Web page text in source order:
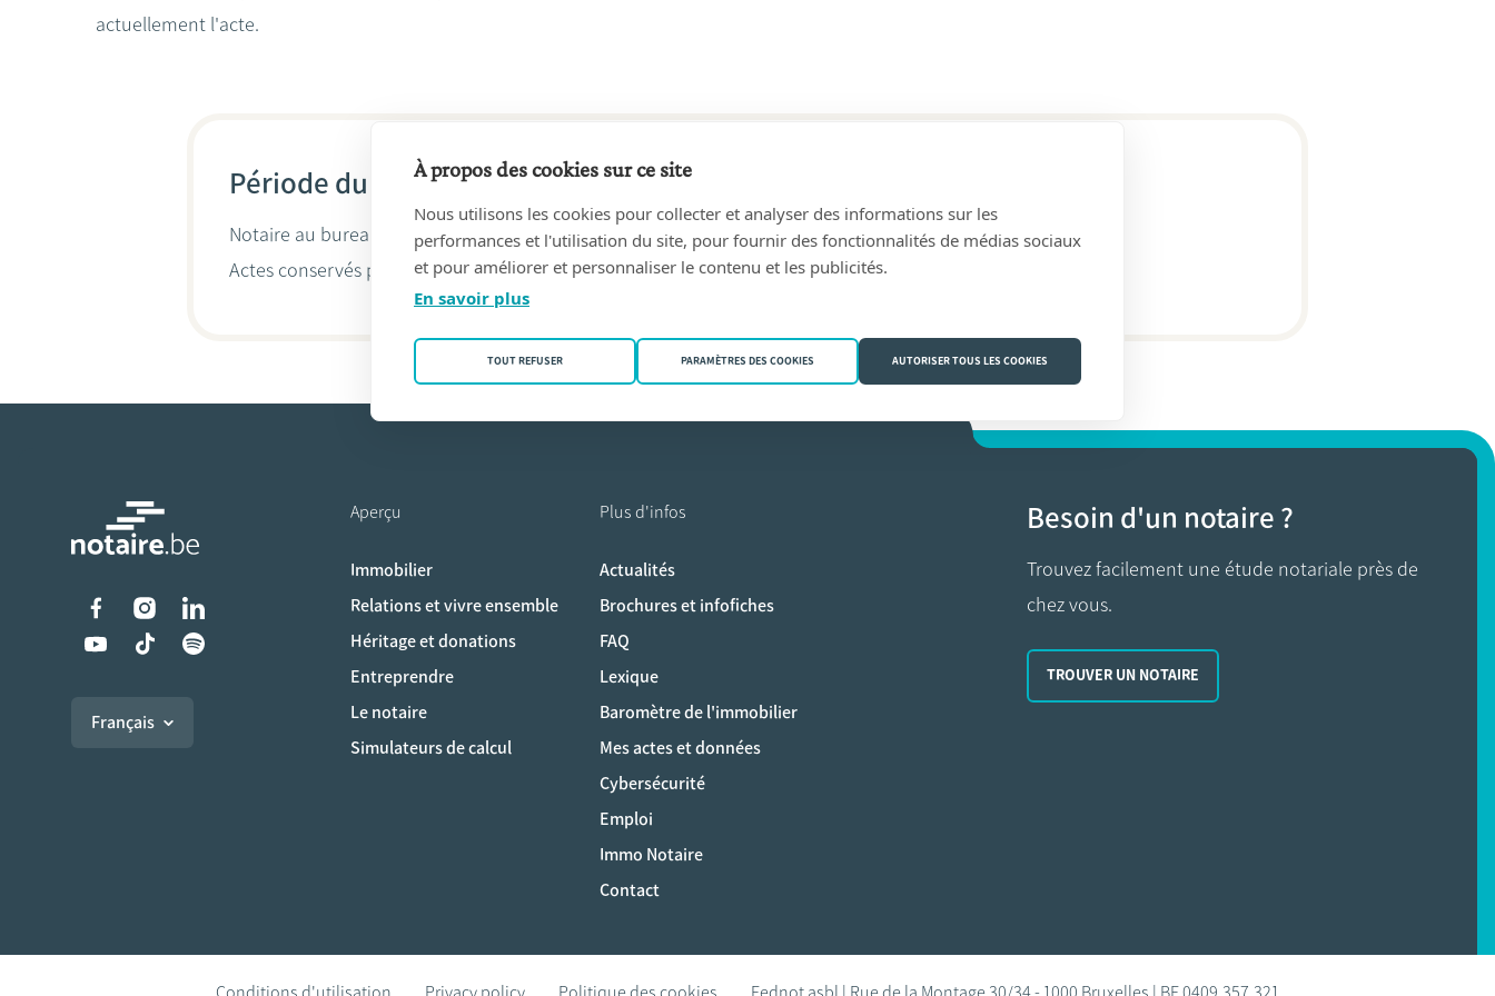
actuellement l'acte.
Période du 12/06/1990 au 31/12/2017
Notaire au bureau Meert & D'hoore geassocieerde notarissen(9100 Sint-Niklaas)
Actes conservés par
Ann (Ann-Michèle) D'hoore
Liens vers les réseaux sociaux
Français
Aperçu
Immobilier
Relations et vivre ensemble
Héritage et donations
Entreprendre
Le notaire
Simulateurs de calcul
Plus d'infos
Actualités
Brochures et infofiches
FAQ
Lexique
Baromètre de l'immobilier
Mes actes et données
Cybersécurité
Emploi
Immo Notaire
Contact
Besoin d'un notaire ?
Trouvez facilement une étude notariale près de
chez vous.
TROUVER UN NOTAIRE
À propos des cookies sur ce site
Nous utilisons les cookies pour collecter et analyser des informations sur les
performances et l'utilisation du site, pour fournir des fonctionnalités de médias sociaux
et pour améliorer et personnaliser le contenu et les publicités.
En savoir plus
TOUT REFUSER PARAMÈTRES DES COOKIES AUTORISER TOUS LES COOKIES